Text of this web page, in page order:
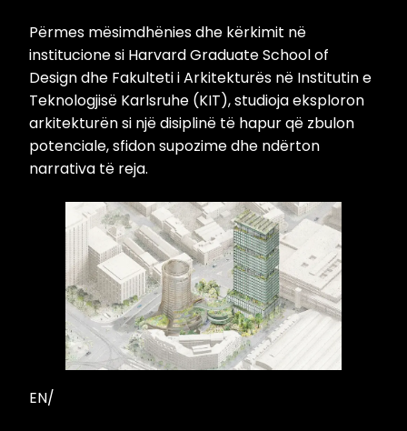
Përmes mësimdhënies dhe kërkimit në
institucione si Harvard Graduate School of
Design dhe Fakulteti i Arkitekturës në Institutin e
Teknologjisë Karlsruhe (KIT), studioja eksploron
arkitekturën si një disiplinë të hapur që zbulon
potenciale, sfidon supozime dhe ndërton
narrativa të reja.
EN/